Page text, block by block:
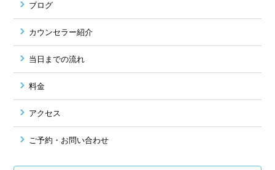
ブログ
カウンセラー紹介
当日までの流れ
料金
アクセス
ご予約・お問い合わせ